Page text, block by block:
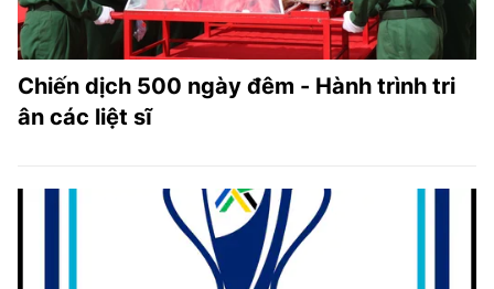
Chiến dịch 500 ngày đêm - Hành trình tri
ân các liệt sĩ